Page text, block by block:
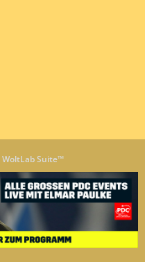
WoltLab Suite™